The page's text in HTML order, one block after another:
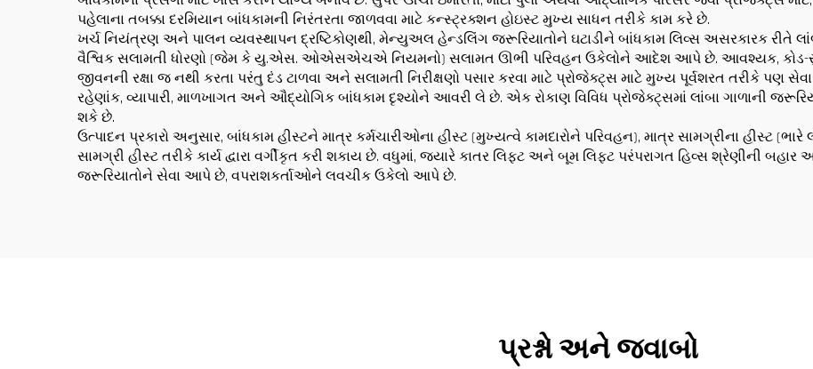
પહેલાના તબક્કા દરમિયાન બાંધકામની નિરંતરતા જાળવવા માટે કન્સ્ટ્રક્શન હોઇસ્ટ મુખ્ય સાધન તરીકે કામ કરે છે.
ખર્ચ નિયંત્રણ અને પાલન વ્યવસ્થાપન દ્રષ્ટિકોણથી, મેન્યુઅલ હેન્ડલિંગ જરૂરિયાતોને ઘટાડીને બાંધકામ લિવ્સ અસરકારક રીતે
વૈશ્વિક સલામતી ધોરણો (જેમ કે યુ.એસ. ઓએસએચએ નિયમનો) સલામત ઊભી પરિવહન ઉકેલોને આદેશ આપે છે. આવશ્યક, કોડ-સુસંગત
જીવનની રક્ષા જ નથી કરતા પરંતુ દંડ ટાળવા અને સલામતી નિરીક્ષણો પસાર કરવા માટે પ્રોજેક્ટ્સ માટે મુખ્ય પૂર્વશરત તરીકે પણ
રહેણાંક, વ્યાપારી, માળખાગત અને ઔદ્યોગિક બાંધકામ દૃશ્યોને આવરી લે છે. એક રોકાણ વિવિધ પ્રોજેક્ટ્સમાં લાંબા ગાળાની
શકે છે.
ઉત્પાદન પ્રકારો અનુસાર, બાંધકામ હીસ્ટને માત્ર કર્મચારીઓના હીસ્ટ (મુખ્યત્વે કામદારોને પરિવહન), માત્ર સામગ્રીના હીસ્ટ
સામગ્રી હીસ્ટ તરીકે કાર્ય દ્વારા વર્ગીકૃત કરી શકાય છે. વધુમાં, જ્યારે કાતર લિફ્ટ અને બૂમ લિફ્ટ પરંપરાગત હિવ્સ શ્રેણીની
જરૂરિયાતોને સેવા આપે છે, વપરાશકર્તાઓને લવચીક ઉકેલો આપે છે.
પ્રશ્નો અને જવાબો